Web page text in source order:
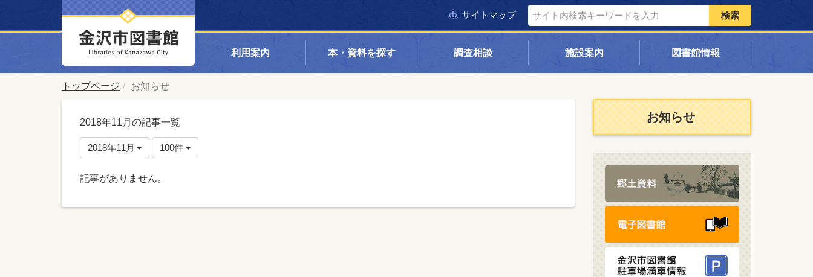
サイトマップ 検索
利用案内 本・資料を探す 調査相談 施設案内 図書館情報
トップページ お知らせ
2018年11月の記事一覧
2018年11月 100件
記事がありません。
お知らせ